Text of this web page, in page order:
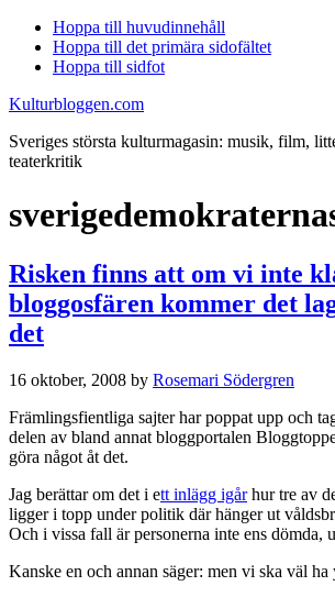
Hoppa till huvudinnehåll
Hoppa till det primära sidofältet
Hoppa till sidfot
Kulturbloggen.com
Sveriges största kulturmagasin: musik, film,
teaterkritik
Risken finns att om vi inte
bloggosfären kommer det
det
16 oktober, 2008 by Rosemari Södergren
Främlingsfientliga sajter har poppat upp och
delen av bland annat bloggportalen
göra något åt det.
Jag berättar om det i ett inlägg igårhur tre av
ligger i topp under politik där hänger ut
Och i vissa fall är personerna inte ens dömda,
Kanske en och annan säger: men vi ska väl ha